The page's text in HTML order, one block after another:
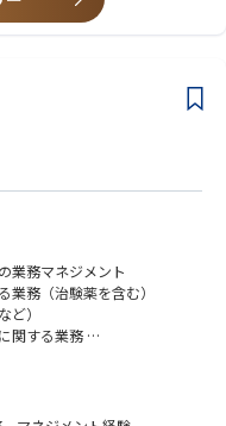
）と品質保証部（13名）の
を、より健康で、より清
関連分野における、
ートを通し、科学の発展や
できます。
内外のステークホルダーか
意思決定も早いため、スピ
じ行われており、裁量をも
ための「フレキシブルワー
フレックス勤務制度や在宅
制度は小学校卒業まで、介
を提供しており、実際に多
事と介護を両立できる職場環
モニン」マークも取得してい
全法）対応経験のある方。
社の取りまとめ、各事業への
業務マネジメント
業務（治験薬を含む）
ど）
関する業務
する高度な知識・スキルを活
システムの維持・向上を図る